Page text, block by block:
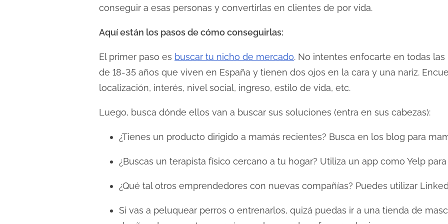
conseguir a esas personas y convertirlas en clientes de por vida.
Aquí están los pasos de cómo conseguirlas:
El primer paso es buscar tu nicho de mercado. No intentes enfocarte en todas
de 18-35 años que viven en España y tienen dos ojos en la cara y una nariz.
localización, interés, nivel social, ingreso, estilo de vida, etc.
Luego, busca dónde ellos van a buscar sus soluciones (entra en sus cabezas):
¿Tienes un producto dirigido a mamás recientes? Busca en los blog para
¿Buscas un terapista físico cercano a tu hogar? Utiliza un app como Yelp
¿Qué tal otros emprendedores con nuevas compañías? Puedes utilizar
Si vas a peluquear perros o entrenarlos, quizá puedas ir a una tienda de